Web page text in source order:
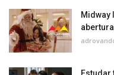
Midway